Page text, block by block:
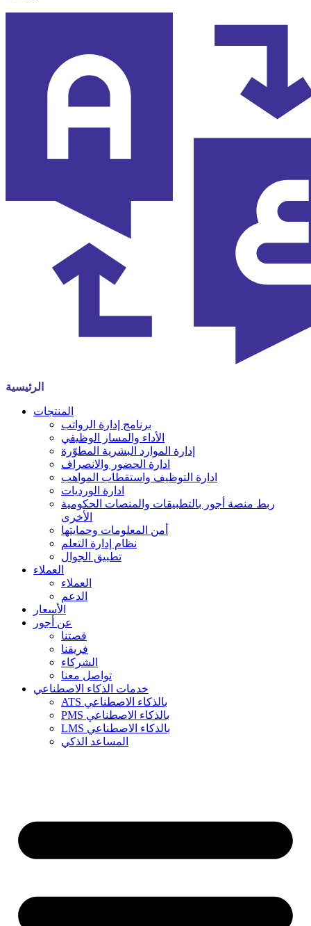
الرئيسية
المنتجات
برنامج إدارة الرواتب
الأداء والمسار الوظيفي
إدارة الموارد البشرية المطوّرة
ادارة الحضور والانصراف
ادارة التوظيف واستقطاب المواهب
ادارة الورديات
ربط منصة أجور بالتطبيقات والمنصات الحكومية
الأخرى
أمن المعلومات وحمايتها
نظام إدارة التعلم
تطبيق الجوال
العملاء
العملاء
الدعم
الأسعار
عن أجور
قصتنا
فريقنا
الشركاء
تواصل معنا
خدمات الذكاء الاصطناعي
ATS بالذكاء الاصطناعي
PMS بالذكاء الاصطناعي
LMS بالذكاء الاصطناعي
المساعد الذكي